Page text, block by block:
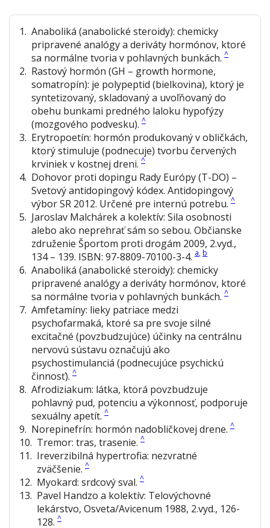
1. Anaboliká (anabolické steroidy): chemicky
pripravené analógy a deriváty hormónov, ktoré
sa normálne tvoria v pohlavných bunkách. ^
2. Rastový hormón (GH – growth hormone,
somatropín): je polypeptid (bielkovina), ktorý je
syntetizovaný, skladovaný a uvoľňovaný do
obehu bunkami predného laloku hypofýzy
(mozgového podvesku). ^
3. Erytropoetín: hormón produkovaný v obličkách,
ktorý stimuluje (podnecuje) tvorbu červených
krviniek v kostnej dreni. ^
4. Dohovor proti dopingu Rady Európy (T-DO) –
Svetový antidopingový kódex. Antidopingový
výbor SR 2012. Určené pre internú potrebu. ^
5. Jaroslav Malchárek a kolektív: Sila osobnosti
alebo ako neprehrať sám so sebou. Občianske
združenie Športom proti drogám 2009, 2.vyd.,
134 – 139. ISBN: 97-8809-70100-3-4. a, b
6. Anaboliká (anabolické steroidy): chemicky
pripravené analógy a deriváty hormónov, ktoré
sa normálne tvoria v pohlavných bunkách. ^
7. Amfetamíny: lieky patriace medzi
psychofarmaká, ktoré sa pre svoje silné
excitačné (povzbudzujúce) účinky na centrálnu
nervovú sústavu označujú ako
psychostimulanciá (podnecujúce psychickú
činnosť). ^
8. Afrodiziakum: látka, ktorá povzbudzuje
pohlavný pud, potenciu a výkonnosť, podporuje
sexuálny apetít. ^
9. Norepinefrín: hormón nadobličkovej drene. ^
10. Tremor: tras, trasenie. ^
11. Ireverzibilná hypertrofia: nezvratné
zväčšenie. ^
12. Myokard: srdcový sval. ^
13. Pavel Handzo a kolektív: Telovýchovné
lekárstvo, Osveta/Avicenum 1988, 2.vyd., 126-
128. ^